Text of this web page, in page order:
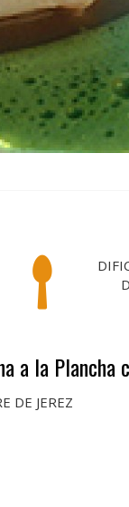
a la Plancha
DE JEREZ